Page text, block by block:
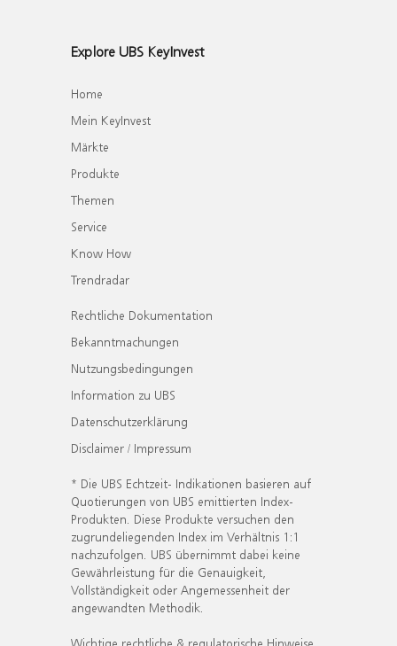
Explore UBS KeyInvest
Home
Mein KeyInvest
Märkte
Produkte
Themen
Service
Know How
Trendradar
Rechtliche Dokumentation
Bekanntmachungen
Nutzungsbedingungen
Information zu UBS
Datenschutzerklärung
Disclaimer / Impressum
* Die UBS Echtzeit- Indikationen basieren auf
Quotierungen von UBS emittierten Index-
Produkten. Diese Produkte versuchen den
zugrundeliegenden Index im Verhältnis 1:1
nachzufolgen. UBS übernimmt dabei keine
Gewährleistung für die Genauigkeit,
Vollständigkeit oder Angemessenheit der
angewandten Methodik.